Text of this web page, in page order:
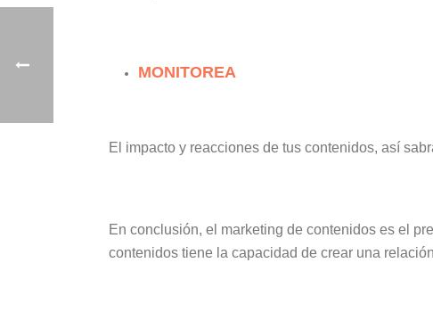
MONITOREA
El impacto y reacciones de tus contenidos, así
En conclusión, el marketing de contenidos es el
contenidos tiene la capacidad de crear una